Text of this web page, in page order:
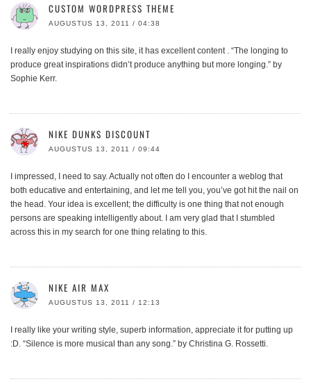
CUSTOM WORDPRESS THEME
AUGUSTUS 13, 2011 / 04:38
I really enjoy studying on this site, it has excellent content . “The longing to
produce great inspirations didn’t produce anything but more longing.” by
Sophie Kerr.
NIKE DUNKS DISCOUNT
AUGUSTUS 13, 2011 / 09:44
I impressed, I need to say. Actually not often do I encounter a weblog that
both educative and entertaining, and let me tell you, you’ve got hit the nail on
the head. Your idea is excellent; the difficulty is one thing that not enough
persons are speaking intelligently about. I am very glad that I stumbled
across this in my search for one thing relating to this.
NIKE AIR MAX
AUGUSTUS 13, 2011 / 12:13
I really like your writing style, superb information, appreciate it for putting up
:D. “Silence is more musical than any song.” by Christina G. Rossetti.